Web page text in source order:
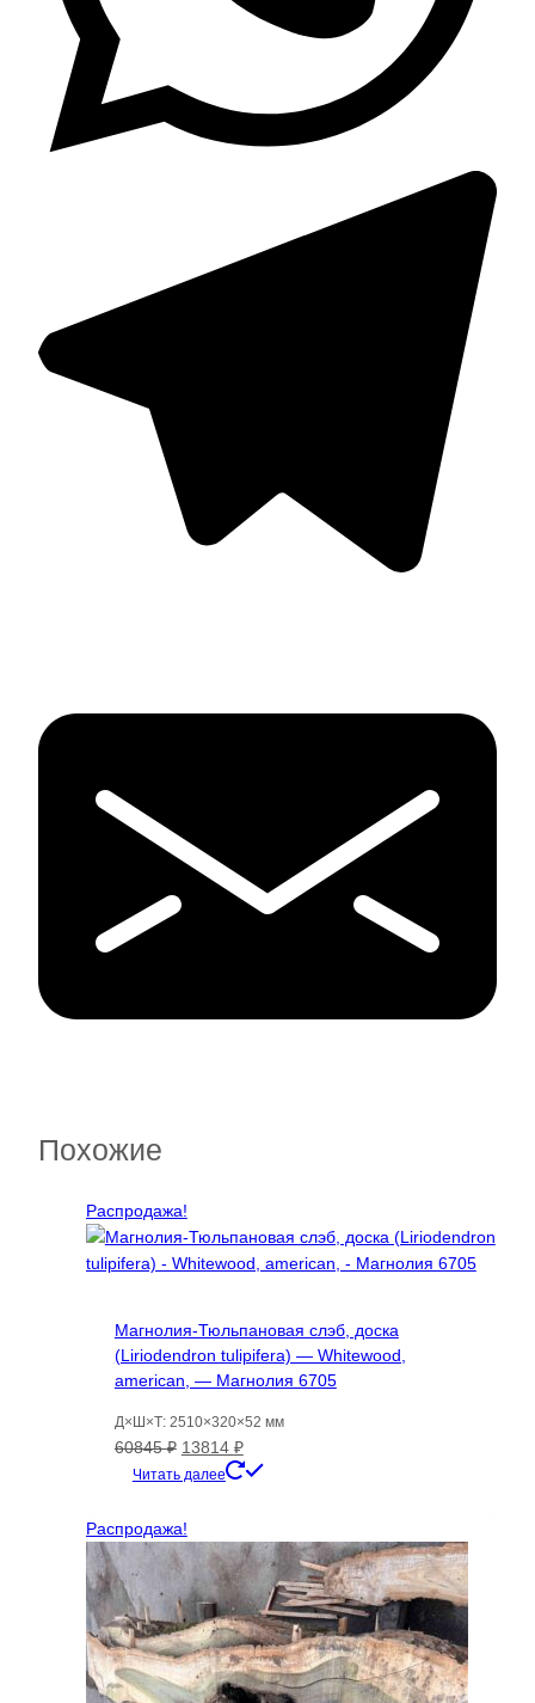
Похожие
Распродажа!
Магнолия-Тюльпановая слэб, доска
(Liriodendron tulipifera) — Whitewood,
american, — Магнолия 6705
Д×Ш×Т: 2510×320×52 мм
60845₽ Первоначальная
цена
60845 ₽.
13814 ₽Текущая
цена:
Читать далее
Распродажа!